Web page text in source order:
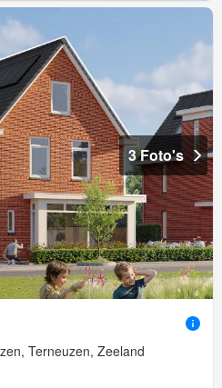
3 Foto's
Terneuzen, Zeeland